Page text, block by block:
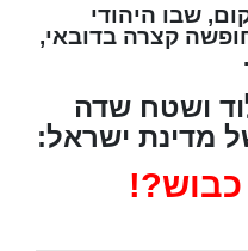
שבו היהודי
קצרה בדובאי,
ושטח שדה
מדינת ישראל: